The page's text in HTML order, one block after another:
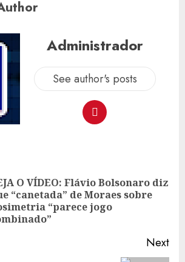
Administrador
See author's posts
O VÍDEO: Flávio Bolsonaro diz
“canetada” de Moraes sobre
“parece jogo
Next